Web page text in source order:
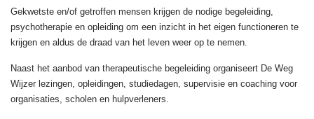
Gekwetste en/of getroffen mensen krijgen de nodige begeleiding,
psychotherapie en opleiding om een inzicht in het eigen functioneren te
krijgen en aldus de draad van het leven weer op te nemen.
Naast het aanbod van therapeutische begeleiding organiseert De Weg
Wijzer lezingen, opleidingen, studiedagen, supervisie en coaching voor
organisaties, scholen en hulpverleners.